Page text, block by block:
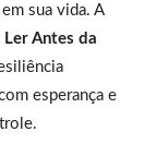
sua vida. A
Antes da
esperança e